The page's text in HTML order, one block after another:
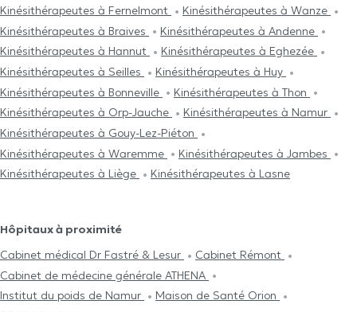
Kinésithérapeutes à Fernelmont
Kinésithérapeutes à Wanze
Kinésithérapeutes à Braives
Kinésithérapeutes à Andenne
Kinésithérapeutes à Hannut
Kinésithérapeutes à Eghezée
Kinésithérapeutes à Seilles
Kinésithérapeutes à Huy
Kinésithérapeutes à Bonneville
Kinésithérapeutes à Thon
Kinésithérapeutes à Orp-Jauche
Kinésithérapeutes à Namur
Kinésithérapeutes à Gouy-Lez-Piéton
Kinésithérapeutes à Waremme
Kinésithérapeutes à Jambes
Kinésithérapeutes à Liège
Kinésithérapeutes à Lasne
Hôpitaux à proximité
Cabinet médical Dr Fastré & Lesur
Cabinet Rémont
Cabinet de médecine générale ATHENA
Institut du poids de Namur
Maison de Santé Orion